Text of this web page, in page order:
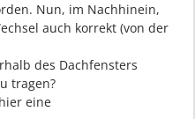
Nun, im Nachhinein,
auch korrekt (von der
des Dachfensters
tragen?
eine